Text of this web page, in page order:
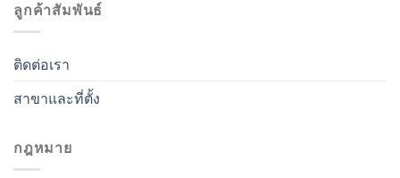
ลูกค้าสัมพันธ์
ติดต่อเรา
สาขาและที่ตั้ง
กฎหมาย